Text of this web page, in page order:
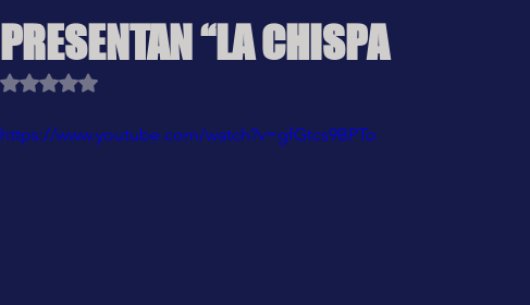
PRESENTAN “LA CHISPA
Obtuvo NaN de 5 estrellas.
https://www.youtube.com/watch?v=gfGtcs9BPTo